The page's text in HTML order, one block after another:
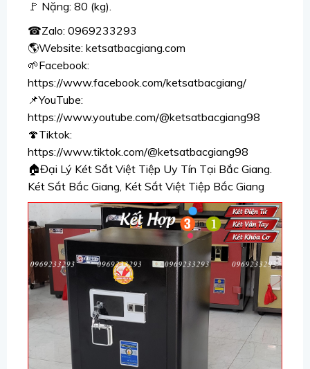
🚩 Nặng: 80 (kg).
☎Zalo: 0969233293
🌎Website: ketsatbacgiang.com
🌱Facebook:
https://www.facebook.com/ketsatbacgiang/
📌YouTube:
https://www.youtube.com/@ketsatbacgiang98
🍄Tiktok:
https://www.tiktok.com/@ketsatbacgiang98
🏠Đại Lý Két Sắt Việt Tiệp Uy Tín Tại Bắc Giang.
Két Sắt Bắc Giang, Két Sắt Việt Tiệp Bắc Giang